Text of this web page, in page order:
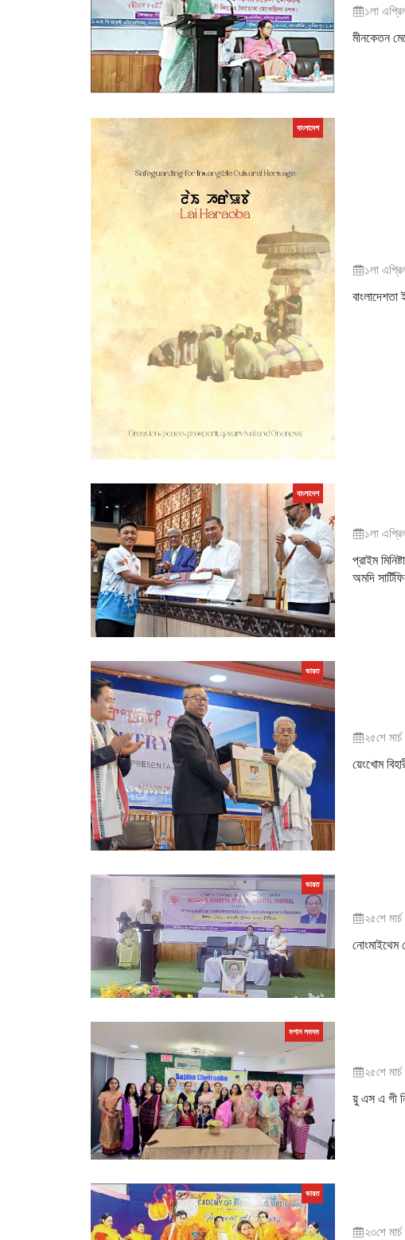
১লা
মীনকেতন
বাংলাদেশ
১লা
বাংলাদেশতা
বাংলাদেশ
১লা
প্রাইম
অমদি
ভারত
২৫শে
য়েংখোম
ভারত
২৫শে
নোংমাইথেম
মপান লমদম
২৫শে
য়ু এস এ গী
ভারত
২৩শে